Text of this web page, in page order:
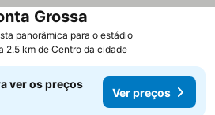
panorâmica para o estádio
Grossa
2.5 km de Centro da cidade
ver os preços
Ver preços